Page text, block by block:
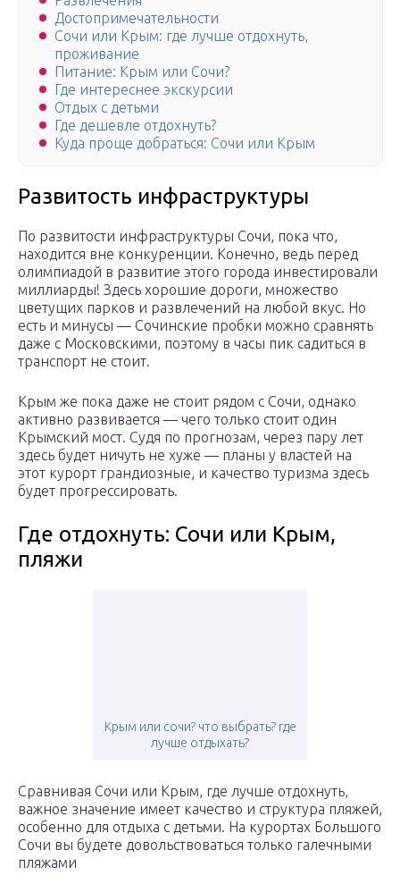
Достопримечательности
Сочи или Крым: где лучше отдохнуть,
проживание
Питание: Крым или Сочи?
Где интереснее экскурсии
Отдых с детьми
Где дешевле отдохнуть?
Куда проще добраться: Сочи или Крым
Развитость инфраструктуры
По развитости инфраструктуры Сочи, пока что,
находится вне конкуренции. Конечно, ведь перед
олимпиадой в развитие этого города инвестировали
миллиарды! Здесь хорошие дороги, множество
цветущих парков и развлечений на любой вкус. Но
есть и минусы — Сочинские пробки можно сравнять
даже с Московскими, поэтому в часы пик садиться в
транспорт не стоит.
Крым же пока даже не стоит рядом с Сочи, однако
активно развивается — чего только стоит один
Крымский мост. Судя по прогнозам, через пару лет
здесь будет ничуть не хуже — планы у властей на
этот курорт грандиозные, и качество туризма здесь
будет прогрессировать.
Где отдохнуть: Сочи или Крым,
пляжи
Крым или сочи? что выбрать? где
лучше отдыхать?
Сравнивая Сочи или Крым, где лучше отдохнуть,
важное значение имеет качество и структура пляжей,
особенно для отдыха с детьми. На курортах Большого
Сочи вы будете довольствоваться только галечными
пляжами